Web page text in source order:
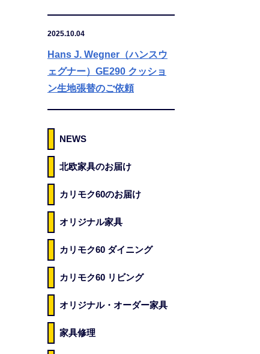
2025.10.04
Hans J. Wegner（ハンスウ
ェグナー）GE290 クッショ
ン生地張替のご依頼
NEWS
北欧家具のお届け
カリモク60のお届け
オリジナル家具
カリモク60 ダイニング
カリモク60 リビング
オリジナル・オーダー家具
家具修理